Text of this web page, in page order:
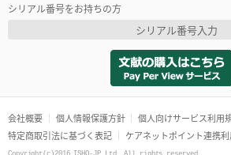
シリアル番号をお持ちの方
シリアル番号入力
会社概要 個人情報保護方針
個人向けサービス利用
特定商取引法に基づく表記
ケアネットポイント連携